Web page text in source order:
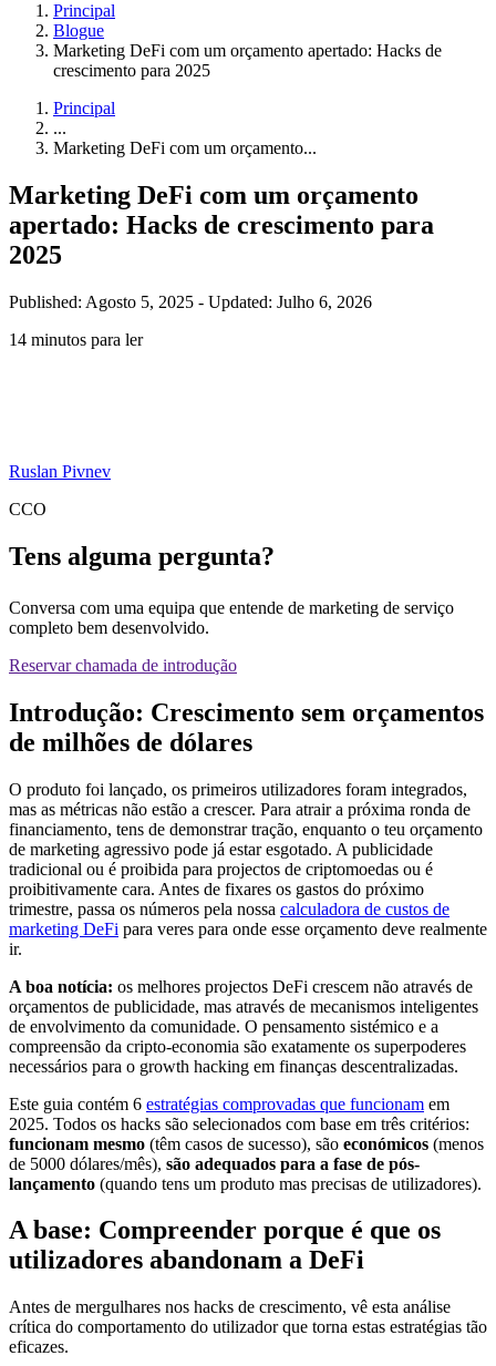
Principal
Blogue
Marketing DeFi com um orçamento apertado: Hacks de
crescimento para 2025
Principal
...
Marketing DeFi com um orçamento...
Marketing DeFi com um orçamento
apertado: Hacks de crescimento para
2025
Published: Agosto 5, 2025 - Updated: Julho 6, 2026
14 minutos para ler
Ruslan Pivnev
CCO
Tens alguma pergunta?
Conversa com uma equipa que entende de marketing de serviço
completo bem desenvolvido.
Reservar chamada de introdução
Introdução: Crescimento sem orçamentos
de milhões de dólares
O produto foi lançado, os primeiros utilizadores foram integrados,
mas as métricas não estão a crescer. Para atrair a próxima ronda de
financiamento, tens de demonstrar tração, enquanto o teu orçamento
de marketing agressivo pode já estar esgotado. A publicidade
tradicional ou é proibida para projectos de criptomoedas ou é
proibitivamente cara. Antes de fixares os gastos do próximo
trimestre, passa os números pela nossa calculadora de custos de
marketing DeFi para veres para onde esse orçamento deve realmente
ir.
A boa notícia: os melhores projectos DeFi crescem não através de
orçamentos de publicidade, mas através de mecanismos inteligentes
de envolvimento da comunidade. O pensamento sistémico e a
compreensão da cripto-economia são exatamente os superpoderes
necessários para o growth hacking em finanças descentralizadas.
Este guia contém 6 estratégias comprovadas que funcionam em
2025. Todos os hacks são selecionados com base em três critérios:
funcionam mesmo (têm casos de sucesso), são económicos (menos
de 5000 dólares/mês), são adequados para a fase de pós-
lançamento (quando tens um produto mas precisas de utilizadores).
A base: Compreender porque é que os
utilizadores abandonam a DeFi
Antes de mergulhares nos hacks de crescimento, vê esta análise
crítica do comportamento do utilizador que torna estas estratégias tão
eficazes.